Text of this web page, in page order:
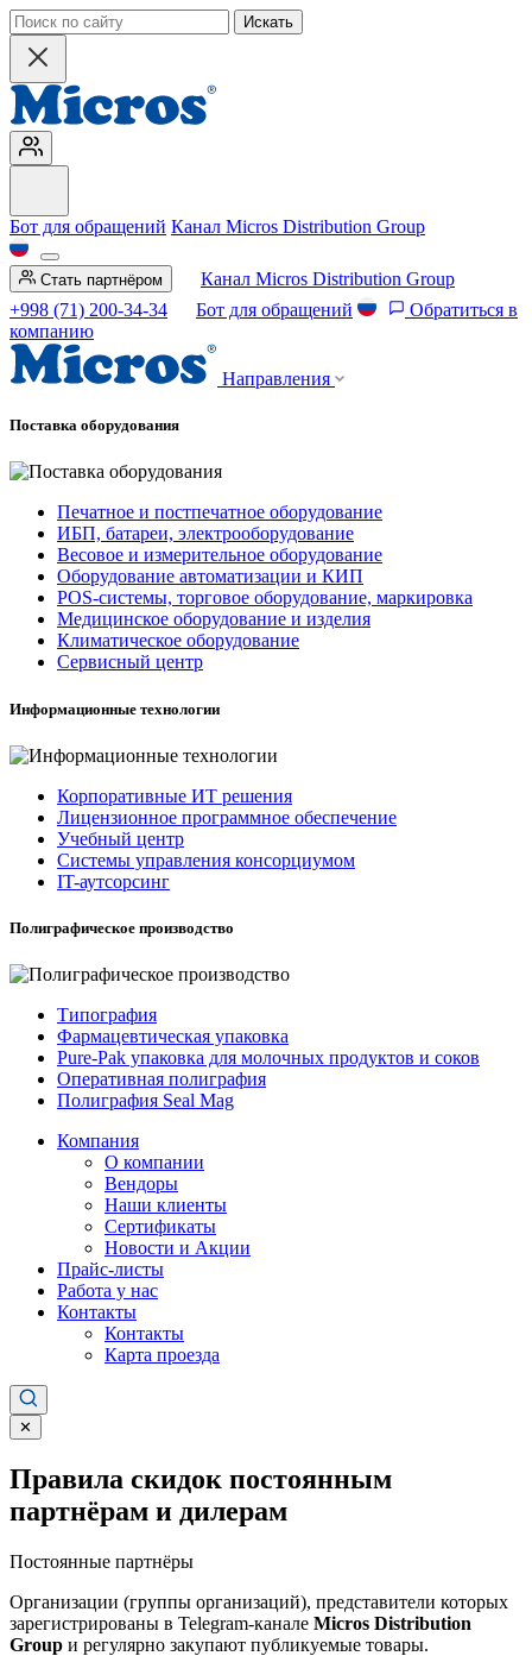
Искать
Бот для обращений Канал Micros Distribution Group
Стать партнёром
Канал Micros Distribution Group
+998 (71) 200-34-34
Бот для обращений
Обратиться в
компанию
Направления
Поставка оборудования
Печатное и постпечатное оборудование
ИБП, батареи, электрооборудование
Весовое и измерительное оборудование
Оборудование автоматизации и КИП
POS-системы, торговое оборудование, маркировка
Медицинское оборудование и изделия
Климатическое оборудование
Сервисный центр
Информационные технологии
Корпоративные ИТ решения
Лицензионное программное обеспечение
Учебный центр
Системы управления консорциумом
IT-аутсорсинг
Полиграфическое производство
Типография
Фармацевтическая упаковка
Pure-Pak упаковка для молочных продуктов и соков
Оперативная полиграфия
Полиграфия Seal Mag
Компания
О компании
Вендоры
Наши клиенты
Сертификаты
Новости и Акции
Прайс-листы
Работа у нас
Контакты
Контакты
Карта проезда
✕
Правила скидок постоянным
партнёрам и дилерам
Постоянные партнёры
Организации (группы организаций), представители которых
зарегистрированы в Telegram-канале Micros Distribution
Group и регулярно закупают публикуемые товары.